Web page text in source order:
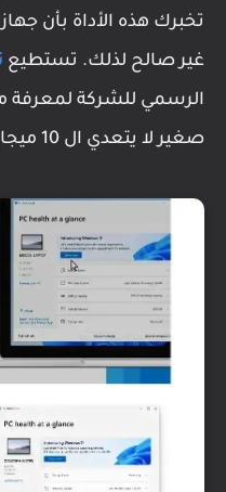
غير صالح لذلك. تستطيع
الرسمي للشركة لمعرفة
صغير لا يتعدي ال 10 ميجا بايت.